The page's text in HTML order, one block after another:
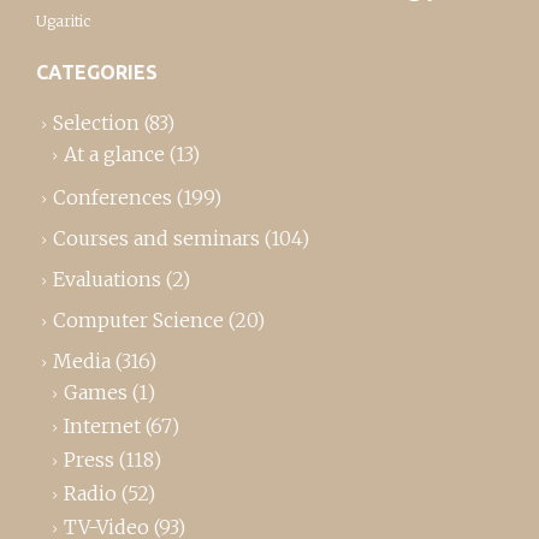
Ugaritic
CATEGORIES
Selection (83)
At a glance (13)
Conferences (199)
Courses and seminars (104)
Evaluations (2)
Computer Science (20)
Media (316)
Games (1)
Internet (67)
Press (118)
Radio (52)
TV-Video (93)